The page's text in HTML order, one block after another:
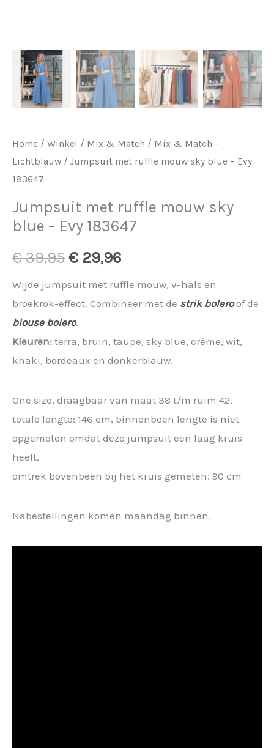
Home / Winkel / Mix & Match / Mix & Match -
Lichtblauw / Jumpsuit met ruffle mouw sky blue – Evy
183647
Jumpsuit met ruffle mouw sky
blue – Evy 183647
€39,95 Oorspronkelijke
prijs
€ 39,95.
€ 29,96Huidige
prijs
€ 29,96.
Wijde jumpsuit met ruffle mouw, v-hals en
broekrok-effect. Combineer met de strik boleroof de
blouse bolero.
Kleuren: terra, bruin, taupe, sky blue, crème, wit,
khaki, bordeaux en donkerblauw.
One size, draagbaar van maat 38 t/m ruim 42.
totale lengte: 146 cm, binnenbeen lengte is niet
opgemeten omdat deze jumpsuit een laag kruis
heeft.
omtrek bovenbeen bij het kruis gemeten: 90 cm
Nabestellingen komen maandag binnen.